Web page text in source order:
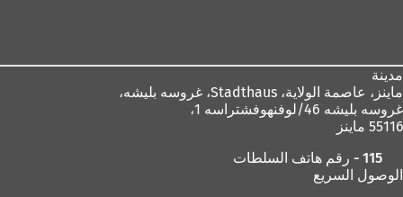
مدينة
ماينز، عاصمة الولاية،
غروسه بليشه 46/لوفنهوفشتراسه 1،
55116 ماينز
115 - رقم هاتف السلطات
الوصول السريع